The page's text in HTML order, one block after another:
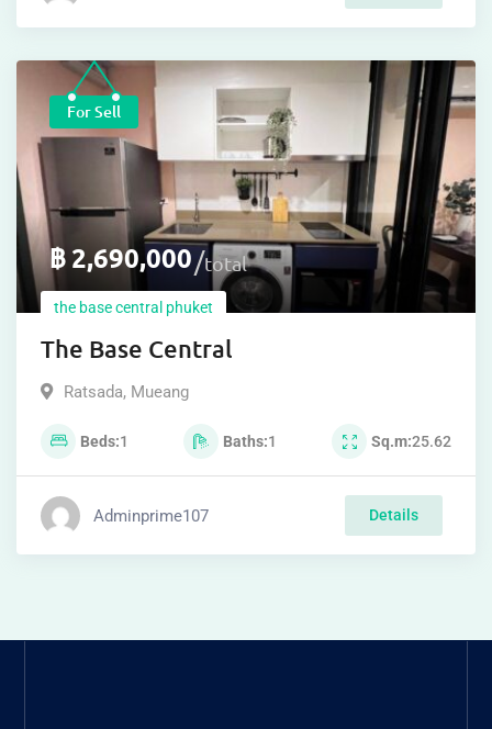
For Sell
฿2,690,000 total
the base central phuket
The Base Central
Ratsada, Mueang
Beds 1 Baths 1 Sq.m 25.62
Adminprime107 Details